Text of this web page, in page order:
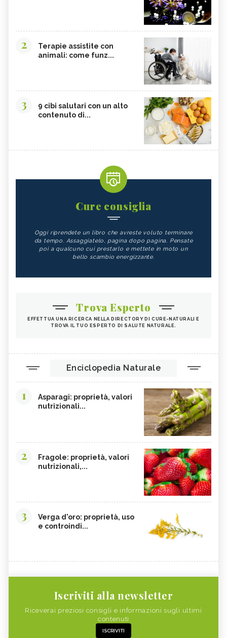
2
Terapie assistite con
animali: come funz...
3
9 cibi salutari con un alto
contenuto di...
Cure consiglia
Oggi riprendete un libro che avreste voluto terminare
da tempo. Assaggiatelo, pagina dopo pagina. Pensate
poi a qualcuno cui prestarlo e mettete in moto un
bello scambio energizzante.
Trova Esperto
EFFETTUA UNA RICERCA NELLA DIRECTORY DI CURE-NATURALI E
TROVA IL TUO ESPERTO DI SALUTE NATURALE.
Enciclopedia Naturale
1
Asparagi: proprietà, valori
nutrizionali...
2
Fragole: proprietà, valori
nutrizionali,...
3
Verga d'oro: proprietà, uso
e controindi...
Iscriviti alla newsletter
Riceverai preziosi consigli e informazioni sugli ultimi
contenuti
ISCRIVITI